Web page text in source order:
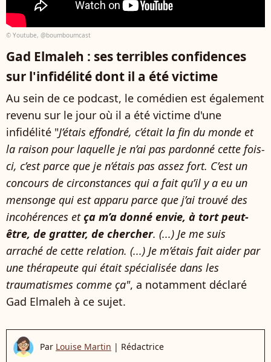
© Youtube, @boumboumcast
Gad Elmaleh : ses terribles confidences
sur l'infidélité dont il a été victime
Au sein de ce podcast, le comédien est également
revenu sur le jour où il a été victime d'une
infidélité "J’étais effondré, c’était la fin du monde et
la raison pour laquelle je n’ai pas pardonné cette fois-
ci, c’est parce que je n’étais pas assez fort. C’est un
concours de circonstances qui a fait qu’il y a eu un
mensonge qui est apparu parce que j’ai trouvé des
incohérences etça m’a donné envie, à tort peut-
être, de gratter, de chercher. (...) Je me suis
arraché de cette relation. (...) Je m’étais fait aider par
une thérapeute qui était spécialisée dans les
traumatismes comme ça", a notamment déclaré
Gad Elmaleh à ce sujet.
Par Louise Martin | Rédactrice